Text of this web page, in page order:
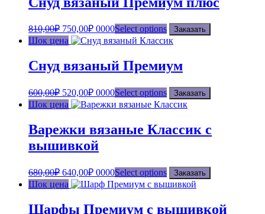
810,00₽ 750,00₽ 0000Select options Заказать
Шок цена
Снуд вязаный Премиум
600,00₽ 520,00₽ 0000Select options Заказать
Шок цена
Варежки вязаные Классик с
вышивкой
680,00₽ 640,00₽ 0000Select options Заказать
Шок цена
Шарфы Премиум с вышивкой